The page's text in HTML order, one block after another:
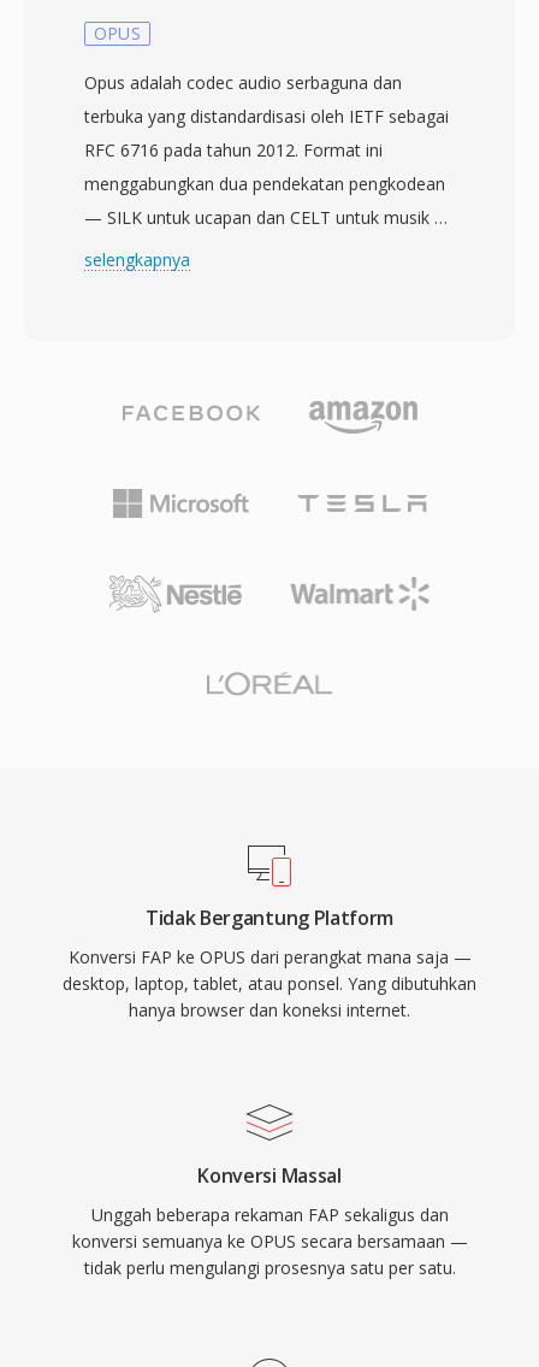
mendasarinya adalah PCM linear tanpa
sampling 96 kHz, mempertahankan fidelitas
kelas studio secara penuh. Karena tidak ada
tahap pengkodean lossy, rekaman dapat
bertahan melalui siklus editing tak terbatas
tanpa generational loss — properti kritis
selama tracking dan mixing. Utilitas command-
warisan ke format modern. Meskipun asalnya
niche, FAP menunjukkan rekayasa yang solid:
menghilangkan ambiguitas yang terkadang
Keunggulannya meliputi pelestarian audio bit-
perfect, I/O yang cepat pada perangkat keras
interoperabilitas yang mudah dengan tool PCM
OPUS
Opus adalah codec audio serbaguna dan
terbuka yang distandardisasi oleh IETF sebagai
RFC 6716 pada tahun 2012. Format ini
menggabungkan dua pendekatan pengkodean
— SILK untuk ucapan dan CELT untuk musik —
menjadi satu algoritma yang memadukan
pada 6 kbps, musik berkualitas tinggi pada 128
ini mendukung bitrate dari 6 hingga 510 kbps,
sample rate hingga 48 kHz, dan ukuran frame
algoritmik terendah dari codec audio
sepenuhnya bebas royalti dan open-source,
pada rate yang setara. Dan latensi rendahnya
menjadikannya codec wajib untuk WebRTC,
sehingga setiap browser modern dilengkapi
dengan decoder Opus. WhatsApp, Discord,
Zoom, dan YouTube semuanya mengandalkan
Opus untuk audio real-time.
selengkapnya
Tidak Bergantung Platform
Konversi FAP ke OPUS dari perangkat mana saja —
desktop, laptop, tablet, atau ponsel. Yang dibutuhkan
hanya browser dan koneksi internet.
Konversi Massal
Unggah beberapa rekaman FAP sekaligus dan
konversi semuanya ke OPUS secara bersamaan —
tidak perlu mengulangi prosesnya satu per satu.